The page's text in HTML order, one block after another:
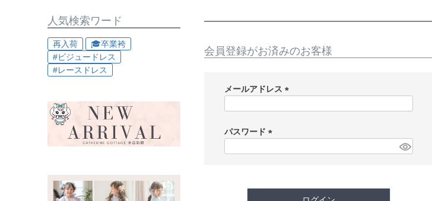
人気検索ワード
再入荷
🎓卒業袴
#ビジュードレス
#レースドレス
会員登録がお済みのお客様
メールアドレス
)
パスワード